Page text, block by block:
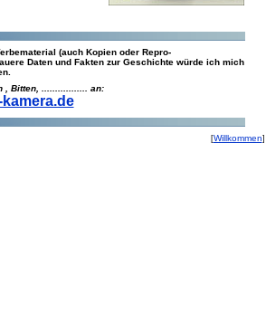
(auch Kopien oder Repro-
Daten und Fakten zur Geschichte würde ich mich
, Bitten, ................. an:
[Willkommen]